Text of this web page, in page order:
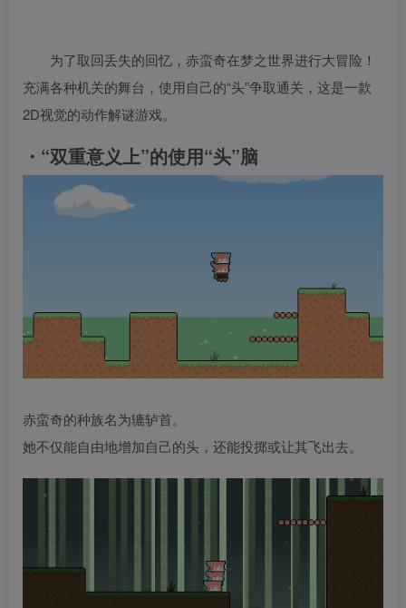
为了取回丢失的回忆，赤蛮奇在梦之世界进行大冒险！
充满各种机关的舞台，使用自己的“头”争取通关，这是一款
2D视觉的动作解谜游戏。
・“双重意义上”的使用“头”脑
赤蛮奇的种族名为辘轳首。
她不仅能自由地增加自己的头，还能投掷或让其飞出去。